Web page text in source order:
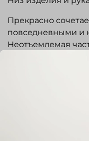
Прекрасно
повседневными и
Неотъемлемая
удобна для
Отзывов еще